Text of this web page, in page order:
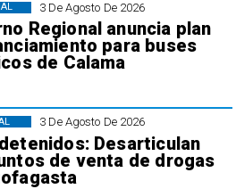
3 De Agosto De 2026
Regional anuncia plan
para buses
de Calama
3 De Agosto De 2026
Desarticulan
de venta de drogas